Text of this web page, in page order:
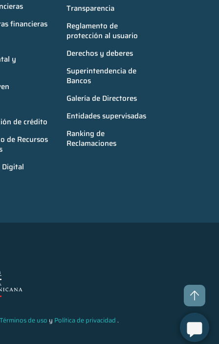
Términos de uso y Política de privacidad.
financieras
y
de crédito
de Recursos
Transparencia
Reglamento de
protección al usuario
Derechos y deberes
Superintendencia de
Bancos
Galería de Directores
Entidades supervisadas
Ranking de
Reclamaciones